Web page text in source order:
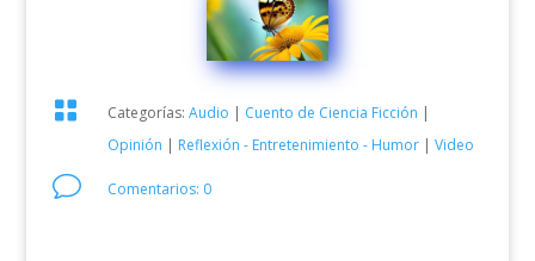
 Categorías: Audio | Cuento de Ciencia Ficción |
Opinión | Reflexión - Entretenimiento - Humor| Video
v Comentarios: 0